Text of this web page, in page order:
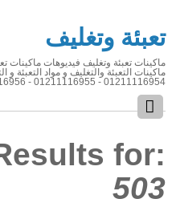
تعبئة وتغليف
ماكينات تعبئة وتغليف فيديوهات ماكينات
ماكينات التعبئة والتغليف و مواد
01211116954 - 01211116955 - 01211116956 - 1211116957 - 01211116958
for:
503